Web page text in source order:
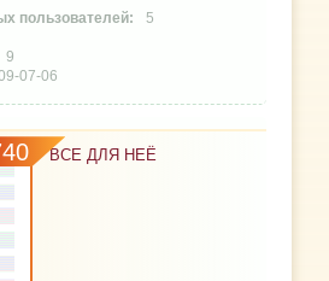
5
9
07-06
ВСЕ ДЛЯ НЕЁ